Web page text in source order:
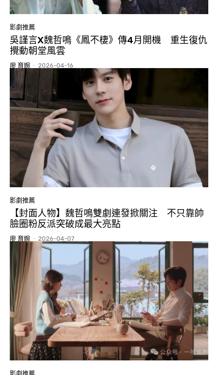
影劇推薦
吳謹言X魏哲鳴《鳳不棲》傳4月開機 重生復仇
攪動朝堂風雲
廖 育婉 - 2026-04-16
影劇推薦
【封面人物】魏哲鳴雙劇連發掀關注 不只靠帥
臉圈粉反派突破成最大亮點
廖 育婉 - 2026-04-07
影劇推薦